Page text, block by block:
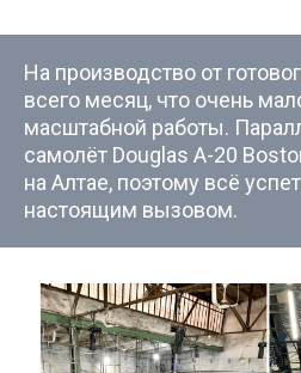
На производство от
всего месяц, что очень
масштабной работы.
самолёт Douglas A-20
на Алтае, поэтому всё
настоящим вызовом.